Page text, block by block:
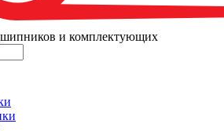
и комплектующих